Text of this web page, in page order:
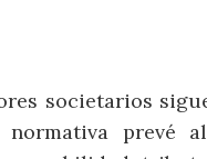
societarios
prevé